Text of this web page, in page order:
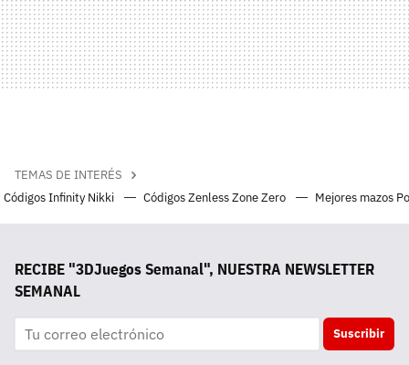
TEMAS DE INTERÉS
Códigos Infinity Nikki
Códigos Zenless Zone Zero Mejores mazos
RECIBE "3DJuegos Semanal", NUESTRA NEWSLETTER
SEMANAL
Suscribir